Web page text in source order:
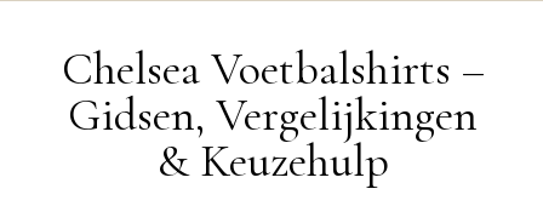
Chelsea Voetbalshirts –
Gidsen, Vergelijkingen
& Keuzehulp